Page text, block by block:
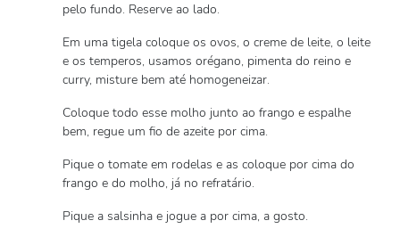
pelo fundo. Reserve ao lado.
Em uma tigela coloque os ovos, o creme de leite, o leite
e os temperos, usamos orégano, pimenta do reino e
curry, misture bem até homogeneizar.
Coloque todo esse molho junto ao frango e espalhe
bem, regue um fio de azeite por cima.
Pique o tomate em rodelas e as coloque por cima do
frango e do molho, já no refratário.
Pique a salsinha e jogue a por cima, a gosto.